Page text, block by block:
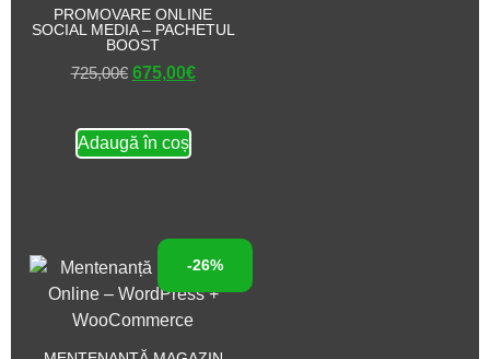
PROMOVARE ONLINE
SOCIAL MEDIA – PACHETUL
BOOST
725,00€ 675,00€
Adaugă în coș
-26%